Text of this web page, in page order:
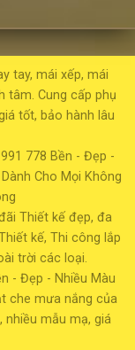
tay, mái xếp, mái
tâm. Cung cấp phụ
tốt, bảo hành lâu
778 Bền - Đẹp -
Cho Mọi Không
Thiết kế đẹp, đa
kế, Thi công lắp
trời các loại.
Đẹp - Nhiều Màu
che mưa nắng của
nhiều mẫu mạ, giá